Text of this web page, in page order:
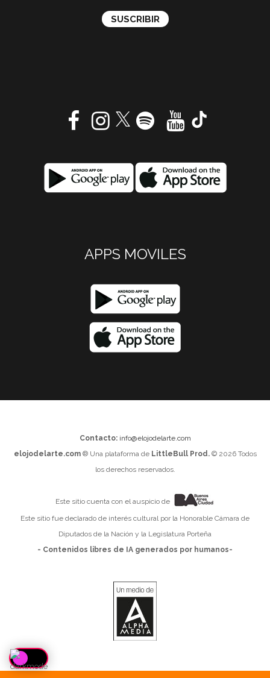
APPS MOVILES
Contacto: info@elojodelarte.com
elojodelarte.com® Una plataforma de LittleBull Prod.© 2026 Todos
los derechos reservados.
Este sitio cuenta con el auspicio de
Este sitio fue declarado de interés cultural por la Honorable Cámara de
Diputados de la Nación y la Legislatura Porteña
- Contenidos libres de IA generados por humanos-